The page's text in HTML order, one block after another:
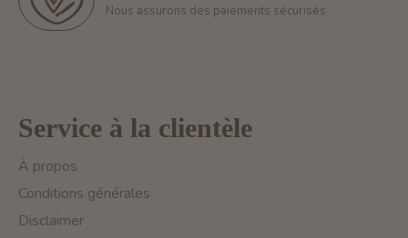
Nous assurons des paiements sécurisés
Service à la clientèle
À propos
Conditions générales
Disclaimer